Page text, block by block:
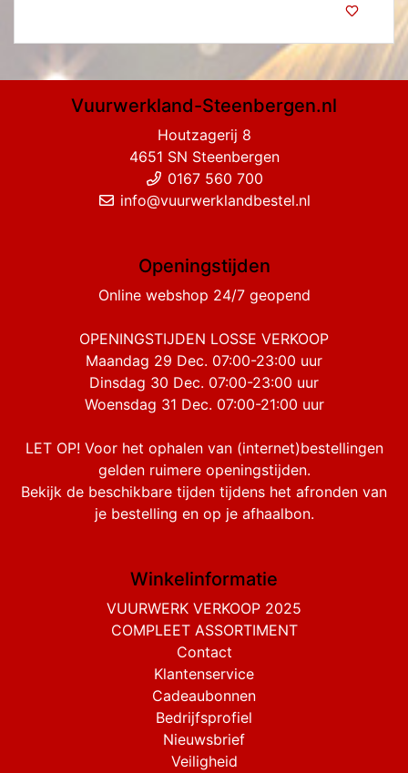
Vuurwerkland-Steenbergen.nl
Houtzagerij 8
4651 SN Steenbergen
0167 560 700
info@vuurwerklandbestel.nl
Openingstijden
Online webshop 24/7 geopend
OPENINGSTIJDEN LOSSE VERKOOP
Maandag 29 Dec. 07:00-23:00 uur
Dinsdag 30 Dec. 07:00-23:00 uur
Woensdag 31 Dec. 07:00-21:00 uur
LET OP! Voor het ophalen van (internet)bestellingen
gelden ruimere openingstijden.
Bekijk de beschikbare tijden tijdens het afronden van
je bestelling en op je afhaalbon.
Winkelinformatie
VUURWERK VERKOOP 2025
COMPLEET ASSORTIMENT
Contact
Klantenservice
Cadeaubonnen
Bedrijfsprofiel
Nieuwsbrief
Veiligheid